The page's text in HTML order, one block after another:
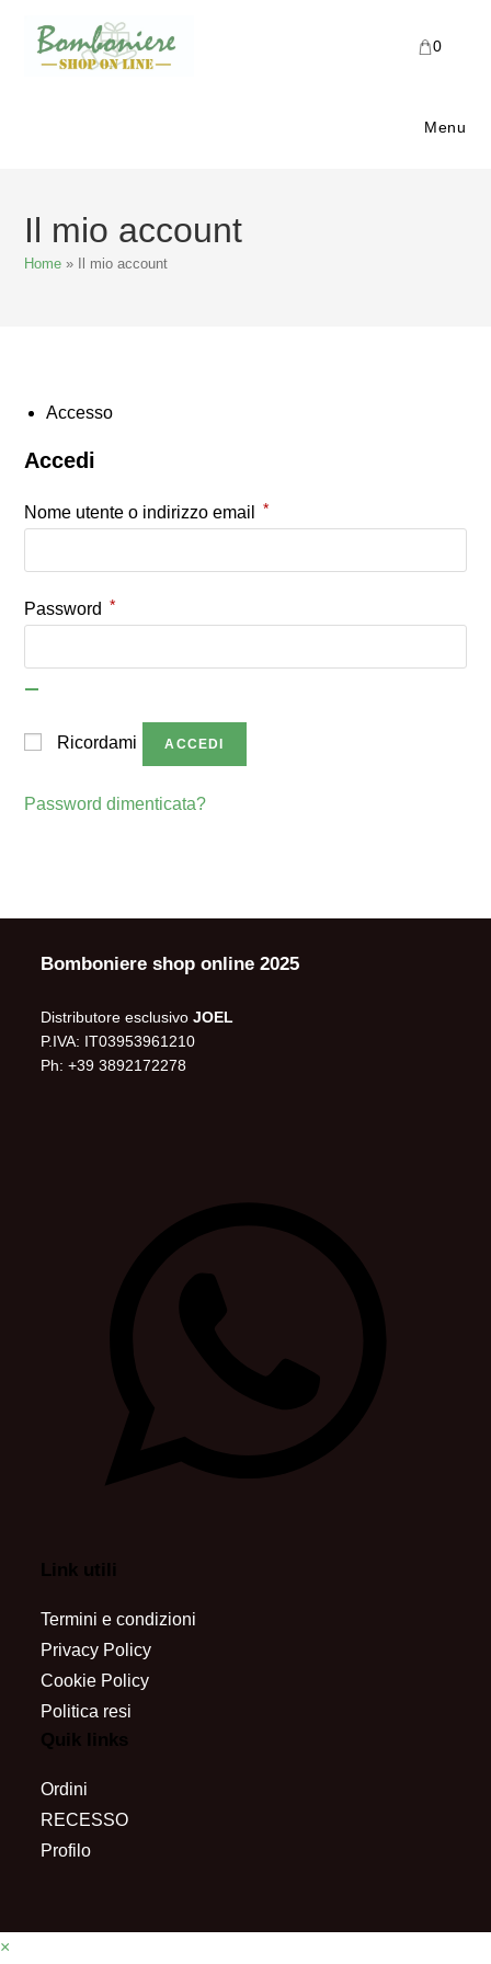
contenuto
0
Menu
Il mio account
Home » Il mio account
Accesso
Accedi
Nome utente o indirizzo email *Richiesto
Password *Richiesto
Ricordami ACCEDI
Password dimenticata?
Bomboniere shop online 2025
Distributore esclusivoJOEL
P.IVA: IT03953961210
Ph: +39 3892172278
Link utili
Termini e condizioni
Privacy Policy
Cookie Policy
Politica resi
Quik links
Ordini
RECESSO
Profilo
×